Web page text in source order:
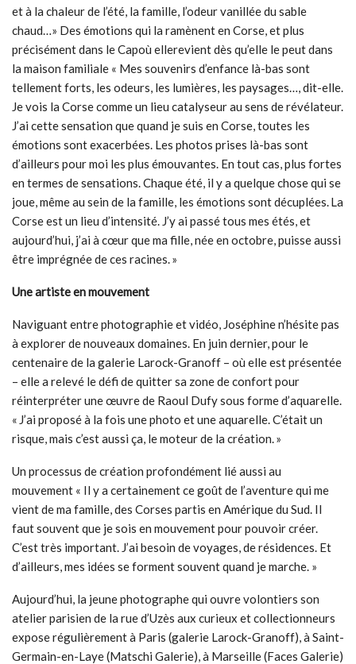
et à la chaleur de l’été, la famille, l’odeur vanillée du sable
chaud…» Des émotions qui la ramènent en Corse, et plus
précisément dans le Capoù ellerevient dès qu’elle le peut dans
la maison familiale « Mes souvenirs d’enfance là-bas sont
tellement forts, les odeurs, les lumières, les paysages…, dit-elle.
Je vois la Corse comme un lieu catalyseur au sens de révélateur.
J’ai cette sensation que quand je suis en Corse, toutes les
émotions sont exacerbées. Les photos prises là-bas sont
d’ailleurs pour moi les plus émouvantes. En tout cas, plus fortes
en termes de sensations. Chaque été, il y a quelque chose qui se
joue, même au sein de la famille, les émotions sont décuplées. La
Corse est un lieu d’intensité. J’y ai passé tous mes étés, et
aujourd’hui, j’ai à cœur que ma fille, née en octobre, puisse aussi
être imprégnée de ces racines. »
Une artiste en mouvement
Naviguant entre photographie et vidéo, Joséphine n’hésite pas
à explorer de nouveaux domaines. En juin dernier, pour le
centenaire de la galerie Larock-Granoff – où elle est présentée
– elle a relevé le défi de quitter sa zone de confort pour
réinterpréter une œuvre de Raoul Dufy sous forme d’aquarelle.
« J’ai proposé à la fois une photo et une aquarelle. C’était un
risque, mais c’est aussi ça, le moteur de la création. »
Un processus de création profondément lié aussi au
mouvement « Il y a certainement ce goût de l’aventure qui me
vient de ma famille, des Corses partis en Amérique du Sud. Il
faut souvent que je sois en mouvement pour pouvoir créer.
C’est très important. J’ai besoin de voyages, de résidences. Et
d’ailleurs, mes idées se forment souvent quand je marche. »
Aujourd’hui, la jeune photographe qui ouvre volontiers son
atelier parisien de la rue d’Uzès aux curieux et collectionneurs
expose régulièrement à Paris (galerie Larock-Granoff), à Saint-
Germain-en-Laye (Matschi Galerie), à Marseille (Faces Galerie)